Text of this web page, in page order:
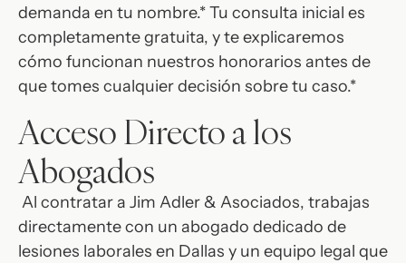
demanda en tu nombre.* Tu consulta inicial es
completamente gratuita, y te explicaremos
cómo funcionan nuestros honorarios antes de
que tomes cualquier decisión sobre tu caso.*
Acceso Directo a los
Abogados
Al contratar a Jim Adler & Asociados, trabajas
directamente con un abogado dedicado de
lesiones laborales en Dallas y un equipo legal que